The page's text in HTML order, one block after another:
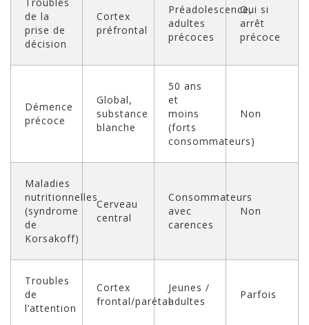
de la
prise de
décision
Cortex
préfrontal
Préadolescence,
adultes
précoces
Oui si
arrêt
précoce
Démence
précoce
Global,
substance
blanche
50 ans
et
moins
(forts
consommateurs)
Non
Maladies
nutritionnelles
(syndrome
de
Korsakoff)
Cerveau
central
Consommateurs
avec
carences
Non
Troubles
de
l’attention
Cortex
frontal/parétal
Jeunes /
adultes
Parfois